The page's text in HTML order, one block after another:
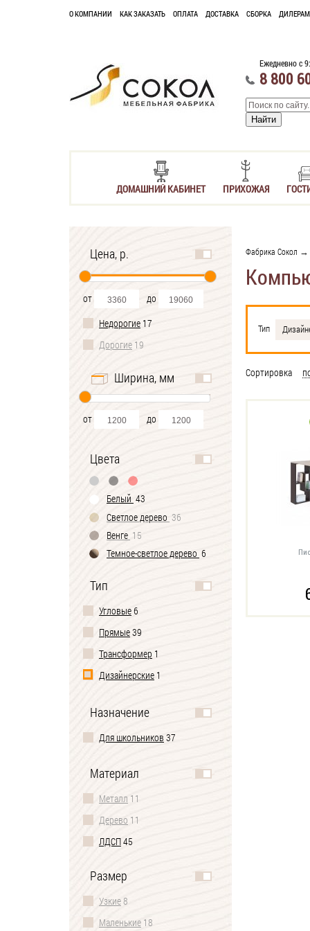
О КОМПАНИИ КАК ЗАКАЗАТЬ ОПЛАТА ДОСТАВКА СБОРКА ДИЛЕРАМ
Ежедневно с
8 800
ДОМАШНИЙ КАБИНЕТ ПРИХОЖАЯ
Цена, р.
от
до
Недорогие 17
Дорогие 19
Ширина, мм
от до
Цвета
Белый 43
Светлое дерево 36
Венге 15
Темное-cветлое дерево 6
Тип
Угловые6
Прямые39
Трансформер 1
Дизайнерские 1
Назначение
Для школьников 37
Материал
Металл 11
Дерево 11
ЛДСП45
Размер
Узкие8
Маленькие 18
Фабрика Сокол →
Тип
Сортировка